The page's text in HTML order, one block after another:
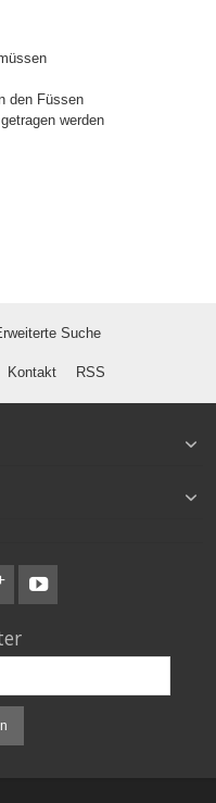
den Füssen
werden
Suche
Kontakt RSS